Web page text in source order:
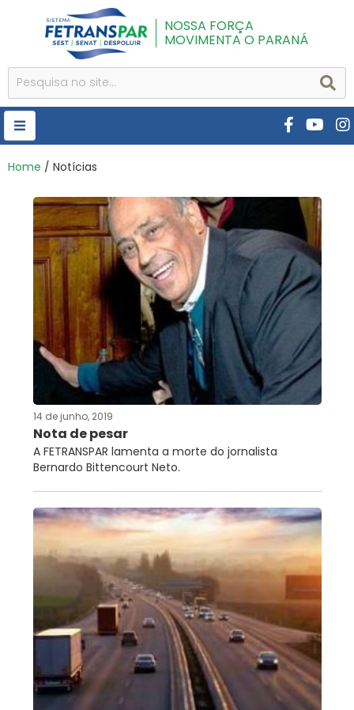
NOSSA FORÇA
MOVIMENTA O PARANÁ
HOME
PUBLICAÇÕES
CURSOS E EVENTOS
DESPOLUIR
AR INSTITUTO
CONTATO
Home / Notícias
14 de junho, 2019
Nota de pesar
A FETRANSPAR lamenta a morte do jornalista
Bernardo Bittencourt Neto.